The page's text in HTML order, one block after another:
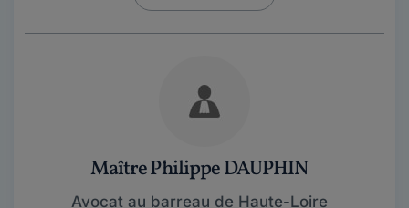
Maître Philippe DAUPHIN
Avocat au barreau de Haute-Loire